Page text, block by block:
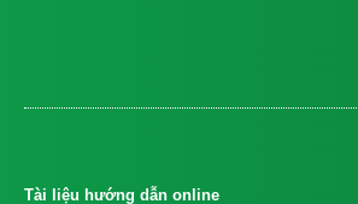
Tài liệu hướng dẫn online